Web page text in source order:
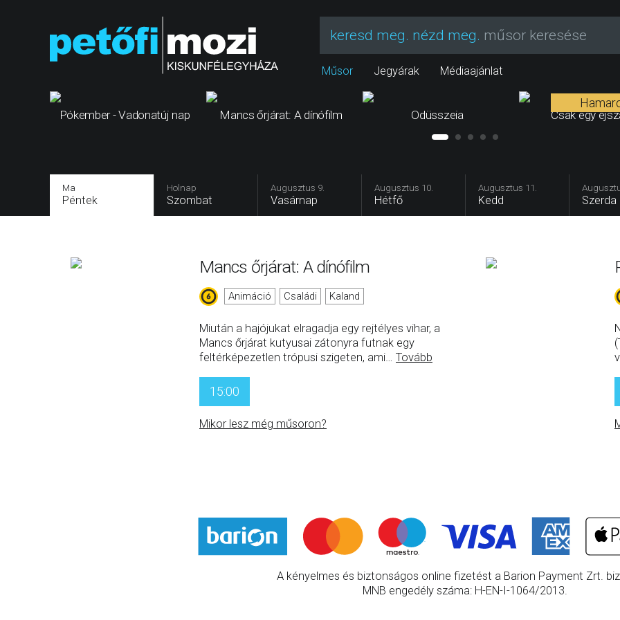
keresd meg. nézd meg. műsor keresése
Műsor Jegyárak Médiaajánlat
Pókember - Vadonatúj nap Mancs őrjárat: A dínófilm Odüsszeia Csak egy
Ma
Péntek
Holnap
Szombat
Augusztus 9.
Vasárnap
Augusztus 10.
Hétfő
Augusztus 11.
Kedd Szerda
Mancs őrjárat: A dínófilm
Animáció Családi Kaland
Miután a hajójukat elragadja egy rejtélyes vihar, a
Mancs őrjárat kutyusai zátonyra futnak egy
feltérképezetlen trópusi szigeten, ami… Tovább
15:00
Mikor lesz még műsoron?
A kényelmes és biztonságos online fizetést a Barion Payment Zrt.
MNB engedély száma: H-EN-I-1064/2013.